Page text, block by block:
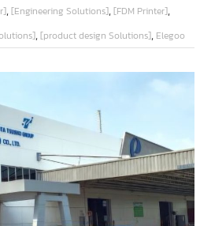
,[Engineering Solutions],[FDM Printer],
,[product design Solutions], Elegoo